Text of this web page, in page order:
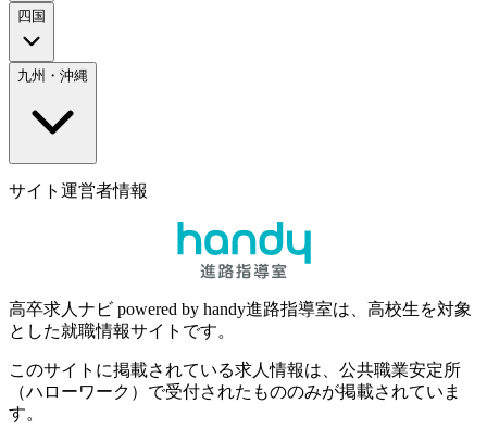
四国
九州・沖縄
サイト運営者情報
高卒求人ナビ powered by handy進路指導室は、高校生を対象
とした就職情報サイトです。
このサイトに掲載されている求人情報は、公共職業安定所
（ハローワーク）で受付されたもののみが掲載されていま
す。